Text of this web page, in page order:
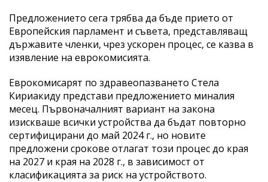
Предложението сега трябва да бъде прието от
Европейския парламент и съвета, представляващ
държавите членки, чрез ускорен процес, се казва в
изявление на еврокомисията.
Еврокомисарят по здравеопазването Стела
Кириакиду представи предложението миналия
месец. Първоначалният вариант на закона
изискваше всички устройства да бъдат повторно
сертифицирани до май 2024 г., но новите
предложени срокове отлагат този процес до края
на 2027 и края на 2028 г., в зависимост от
класификацията за риск на устройството.